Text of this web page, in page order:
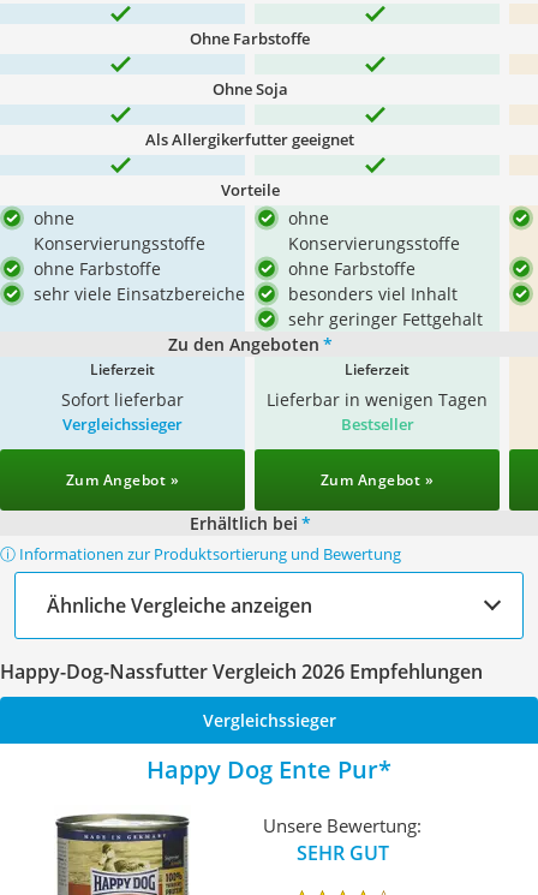
Ohne Farbstoffe
Ohne Soja
Als Allergikerfutter geeignet
Vorteile
ohne
Konservierungsstoffe
ohne Farbstoffe
sehr viele Einsatzbereiche
ohne
Konservierungsstoffe
ohne Farbstoffe
besonders viel Inhalt
sehr geringer Fettgehalt
Zu den Angeboten *
Lieferzeit
Sofort lieferbar
Lieferzeit
Lieferbar in wenigen Tagen
Vergleichssieger
Zum Angebot »
Bestseller
Zum Angebot »
Erhältlich bei *
ⓘ Informationen zur Produktsortierung und Bewertung
Ähnliche Vergleiche anzeigen
Happy-Dog-Nassfutter Vergleich 2026 Empfehlungen
Vergleichssieger
Happy Dog Ente Pur
Unsere Bewertung:
SEHR GUT